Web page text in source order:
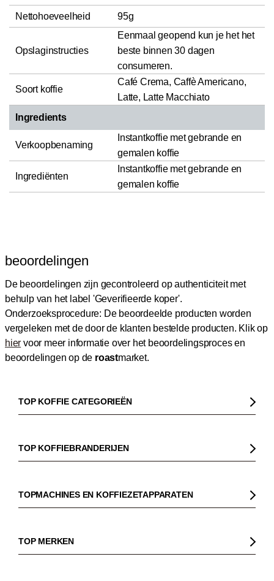
Nettohoeveelheid 95g
Opslaginstructies
Eenmaal geopend kun je het het
beste binnen 30 dagen
consumeren.
Soort koffie
Café Crema, Caffè Americano,
Latte, Latte Macchiato
Ingredients
Verkoopbenaming
Instantkoffie met gebrande en
gemalen koffie
Ingrediënten
Instantkoffie met gebrande en
gemalen koffie
beoordelingen
De beoordelingen zijn gecontroleerd op authenticiteit met
behulp van het label 'Geverifieerde koper'.
Onderzoeksprocedure: De beoordeelde producten worden
vergeleken met de door de klanten bestelde producten. Klik op
hier voor meer informatie over het beoordelingsproces en
beoordelingen op de roastmarket.
TOP KOFFIE CATEGORIEËN
Koffiebonen
Biologische koffie
Espresso
TOP KOFFIEBRANDERIJEN
Dinzler
Elbgold
TOPMACHINES EN KOFFIEZETAPPARATEN
Pistonmachines
Filter koffiezetapparaten
TOP MERKEN